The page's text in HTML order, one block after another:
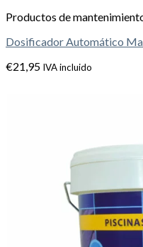
Productos de
Dosificador Automático
€21,95 IVA incluido